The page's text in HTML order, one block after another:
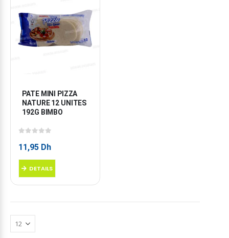
PATE MINI PIZZA
NATURE 12 UNITES
192G BIMBO
11,95 Dh
DETAILS